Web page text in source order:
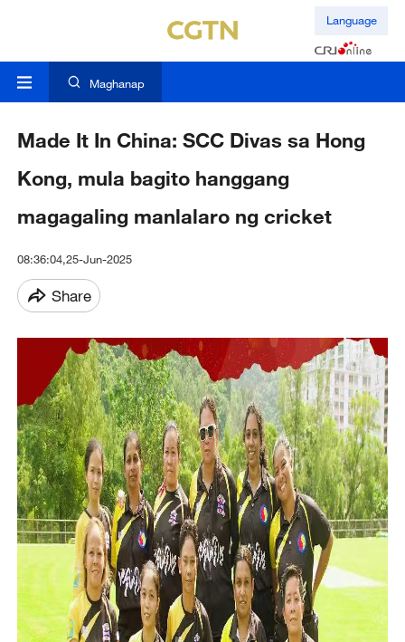
Language
Maghanap
Made It In China: SCC Divas sa Hong
Kong, mula bagito hanggang
magagaling manlalaro ng cricket
08:36:04,25-Jun-2025
Share